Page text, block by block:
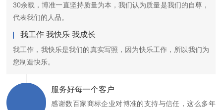
30余载，博准一直坚持质量为本，我们认为质量是我们的自尊，
代表我们的人品。
我工作 我快乐 我成长
我工作，我快乐是我们的真实写照，因为快乐工作，所以我们为
您制造快乐。
服务好每一个客户
感谢数百家商标企业对博准的支持与信任，这么多年